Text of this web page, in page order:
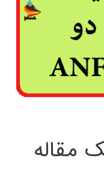
مقاله